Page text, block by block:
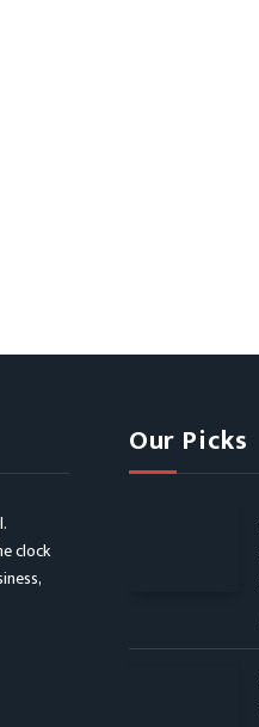
clock
Our Picks